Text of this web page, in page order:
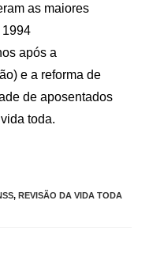
as maiores
1994
após a
e a reforma de
de aposentados
toda.
, REVISÃO DA VIDA TODA